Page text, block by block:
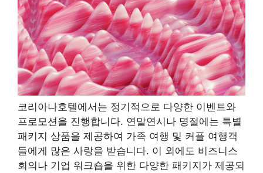
코리아나호텔에서는 정기적으로 다양한 이벤트와
프로모션을 진행합니다. 연말연시나 명절에는 특별
패키지 상품을 제공하여 가족 여행 및 커플 여행객
들에게 많은 사랑을 받습니다. 이 외에도 비즈니스
회의나 기업 워크숍을 위한 다양한 패키지가 제공되